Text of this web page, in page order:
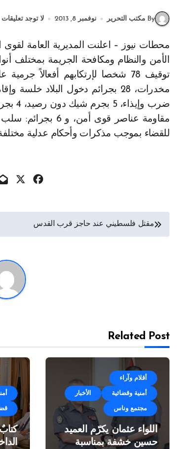
By مكتب التحرير نوفمبر 8, 2013 لا توجد تعليقات
محطات نيوز – اعلنت المديرية العامة لقوى الامن الداخلي في بيان انه “ضمن إطار مهامها في مجال حفظ
للقضاء بموجب مذكرات وأحكام عدلية
تصفّح
مقتل فلسطيني عند حاجز قرب القدس
Related Post
أقلام وآراء
أمنية وقضائية الأخبار
مجتمع وناس
اللواء عثمان يكرّم العميد
حسين خشفة بمناسبة